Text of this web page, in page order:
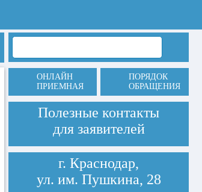
ОНЛАЙН
ПРИЕМНАЯ
ПОРЯДОК
ОБРАЩЕНИЯ
Полезные контакты
для заявителей
г. Краснодар,
ул. им. Пушкина, 28